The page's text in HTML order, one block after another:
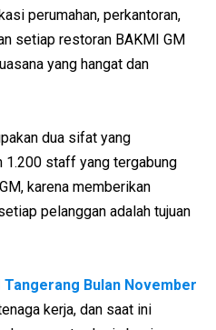
perumahan, perkantoran,
setiap restoran BAKMI GM
yang hangat dan
dua sifat yang
1.200 staff yang tergabung
karena memberikan
pelanggan adalah tujuan
Bulan November
kerja, dan saat ini